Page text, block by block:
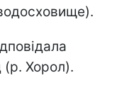
Хорол).